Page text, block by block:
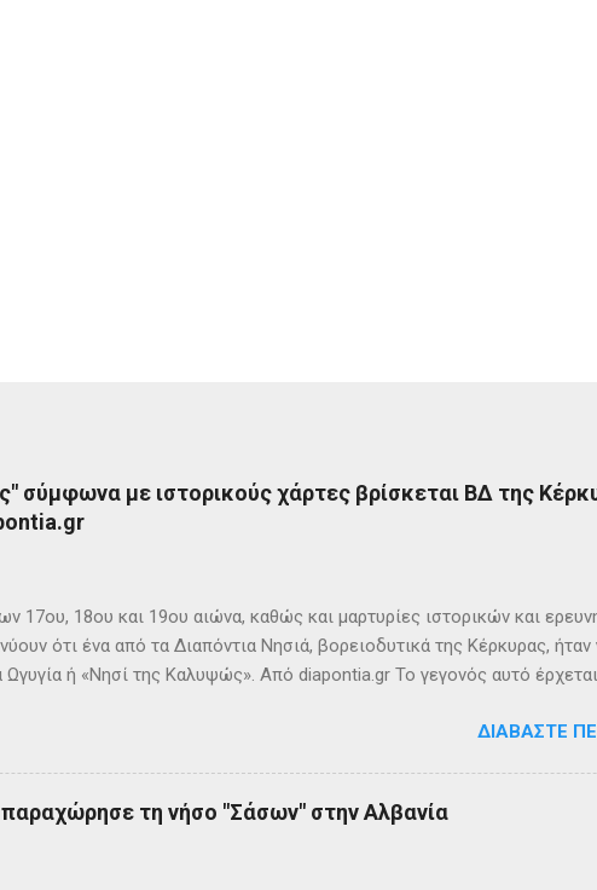
σύμφωνα με ιστορικούς χάρτες βρίσκεται ΒΔ της
17ου, 18ου και 19ου αιώνα, καθώς και μαρτυρίες ιστορικών και
ότι ένα από τα Διαπόντια Νησιά, βορειοδυτικά της Κέρκυρας,
Ωγυγία ή «Νησί της Καλυψώς». Από diapontia.gr Το γεγονός αυτό
οι Οθωνοί ήταν το νησί της νύμφης Καλυψούς , κόρης του Άτλαντα
το νησί Ὠγυγία , στο οποίο υπήρχε έντονη ευωδία από
ΔΙΑΒΆΣΤΕ
τη νήσο "Σάσων" στην Αλβανία